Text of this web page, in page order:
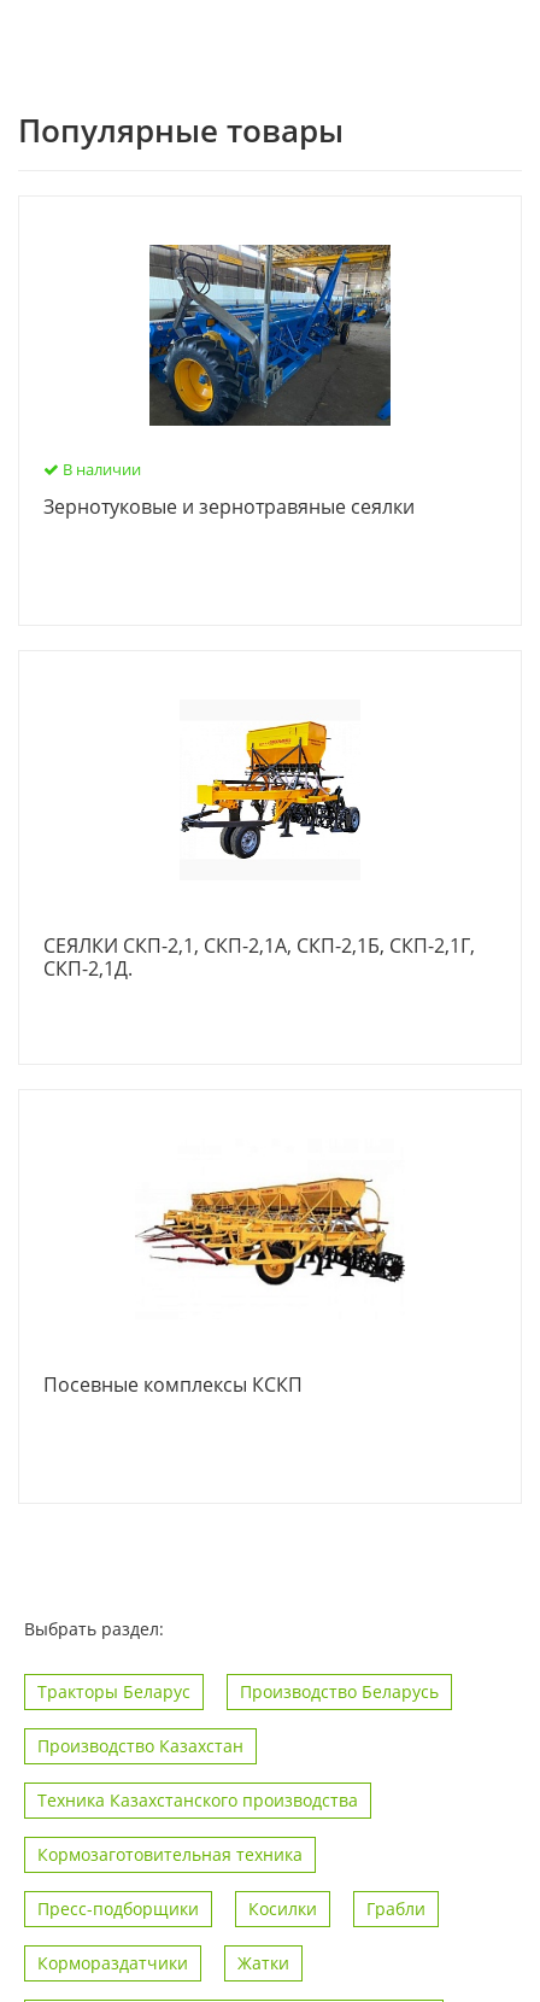
Популярные товары
В наличии
Зернотуковые и зернотравяные сеялки
СЕЯЛКИ СКП-2,1, СКП-2,1А, СКП-2,1Б, СКП-2,1Г,
СКП-2,1Д.
Посевные комплексы КСКП
Выбрать раздел:
Тракторы Беларус Производство Беларусь
Производство Казахстан
Техника Казахстанского производства
Кормозаготовительная техника
Пресс-подборщики Косилки Грабли
Кормораздатчики Жатки